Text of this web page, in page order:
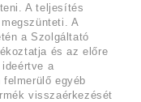
A teljesítés
A
a Szolgáltató
és az előre
a
egyéb
visszaérkezését